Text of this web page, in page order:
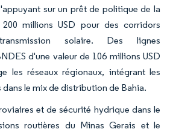
sur un prêt de politique de la
millions USD pour des corridors
solaire. Des lignes
d'une valeur de 106 millions USD
les réseaux régionaux, intégrant les
le mix de distribution de Bahia.
et de sécurité hydrique dans le
routières du Minas Gerais et le